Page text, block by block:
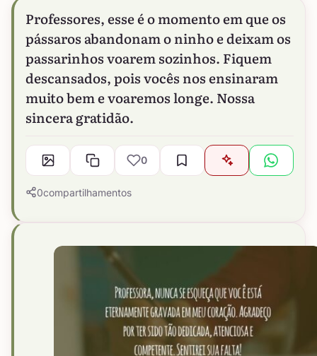
Professores, esse é o momento em que os
pássaros abandonam o ninho e deixam os
passarinhos voarem sozinhos. Fiquem
descansados, pois vocês nos ensinaram
muito bem e voaremos longe. Nossa
sincera gratidão.
0
0compartilhamentos